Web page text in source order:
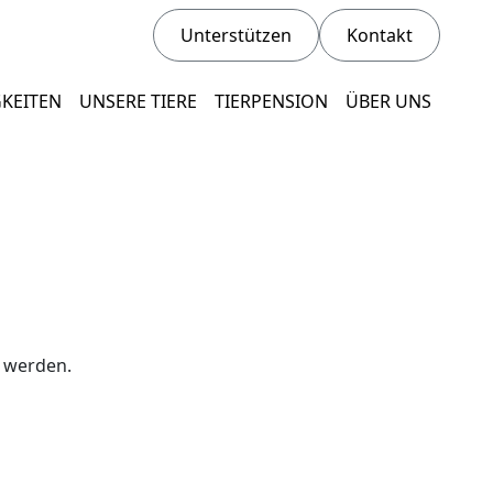
Unterstützen Kontakt
UNSERE TIERE TIERPENSION ÜBER UNS